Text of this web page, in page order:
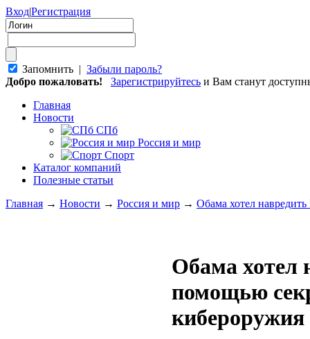
Вход|Регистрация
Запомнить | Забыли пароль?
Добро пожаловать!
Зарегистрируйтесь и Вам станут
Главная
Новости
СПб
Россия и мир
Спорт
Каталог компаний
Полезные статьи
Главная → Новости → Россия и мир → Обама хотел
Обама хотел
помощью
кибероружия